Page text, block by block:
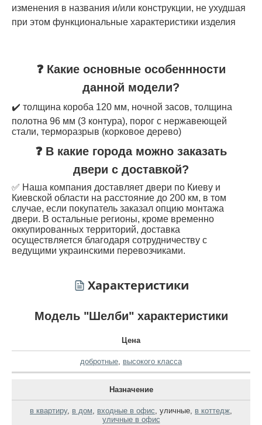
изменения в названия и/или конструкции, не ухудшая
при этом функциональные характеристики изделия
❓ Какие основные особеннности
данной модели?
✔️ толщина короба 120 мм, ночной засов, толщина
полотна 96 мм (3 контура), порог с нержавеющей
стали, терморазрыв (корковое дерево)
❓ В какие города можно заказать
двери с доставкой?
✅ Наша компания доставляет двери по Киеву и
Киевской области на расстояние до 200 км, в том
случае, если покупатель заказал опцию монтажа
двери. В остальные регионы, кроме временно
оккупированных территорий, доставка
осуществляется благодаря сотрудничеству с
ведущими украинскими перевозчиками.
Характеристики
Модель "Шелби" характеристики
Цена
добротные, высокого класса
Назначение
в квартиру, в дом, входные в офис, уличные, в коттедж,
уличные в офис